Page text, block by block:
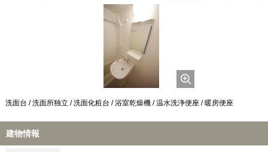
洗面台 / 洗面所独立 / 洗面化粧台 / 浴室乾燥機 / 温水洗浄便座 / 暖房便座
建物情報